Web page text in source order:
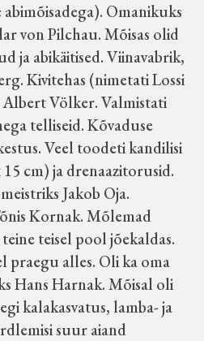
Omanikuks
von Pilchau. Mõisas olid
ja abikäitised. Viinavabrik,
Kivitehas (nimetati Lossi
Völker. Valmistati
telliseid. Kõvaduse
Veel toodeti kandilisi
cm) ja drenaazitorusid.
Jakob Oja.
Kornak. Mõlemad
teisel pool jõekaldas.
praegu alles. Oli ka oma
Hans Harnak. Mõisal oli
kalakasvatus, lamba- ja
suur aiand